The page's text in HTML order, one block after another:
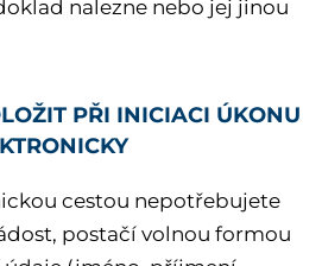
nalezne nebo jej jinou
PŘI INICIACI ÚKONU
cestou nepotřebujete
postačí volnou formou